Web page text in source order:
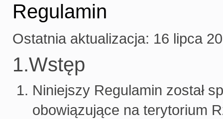
Regulamin
Ostatnia aktualizacja: 16 lipca
1.Wstęp
Niniejszy Regulamin został
obowiązujące na terytorium